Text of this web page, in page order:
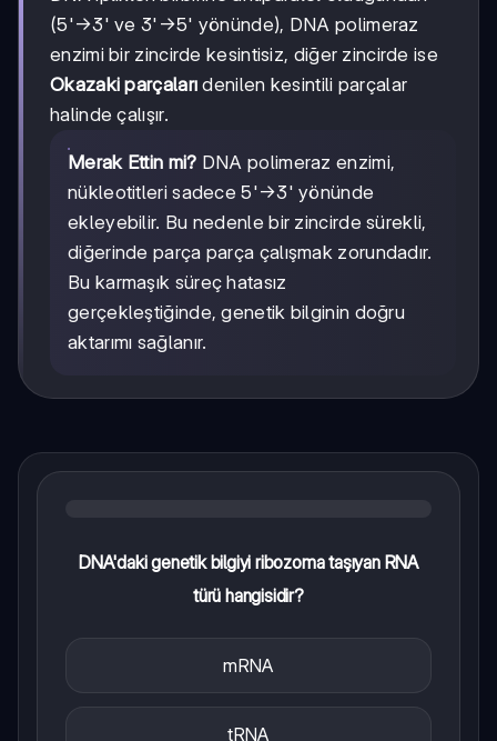
(5'→3' ve 3'→5' yönünde), DNA polimeraz
enzimi bir zincirde kesintisiz, diğer zincirde ise
Okazaki parçaları denilen kesintili parçalar
halinde çalışır.
Merak Ettin mi? DNA polimeraz enzimi,
nükleotitleri sadece 5'→3' yönünde
ekleyebilir. Bu nedenle bir zincirde sürekli,
diğerinde parça parça çalışmak zorundadır.
Bu karmaşık süreç hatasız
gerçekleştiğinde, genetik bilginin doğru
aktarımı sağlanır.
DNA'daki genetik bilgiyi ribozoma taşıyan RNA
türü hangisidir?
mRNA
tRNA